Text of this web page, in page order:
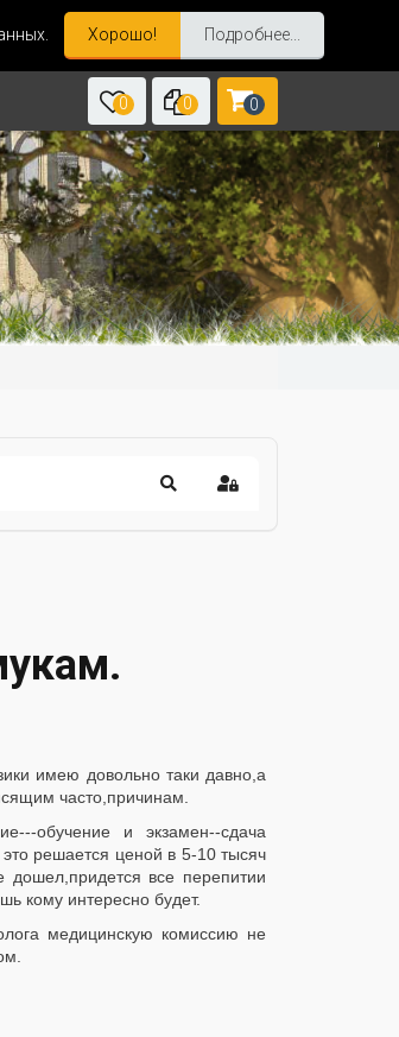
Хорошо! Подробнее...
0 0 0
имею довольно таки давно,а
часто,причинам.
обучение и экзамен--сдача
решается ценой в 5-10 тысяч
дошел,придется все перепитии
кому интересно будет.
медицинскую комиссию не